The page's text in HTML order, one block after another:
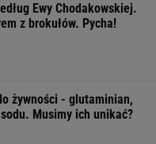
Ewy Chodakowskiej.
z brokułów. Pycha!
żywności - glutaminian,
Musimy ich unikać?